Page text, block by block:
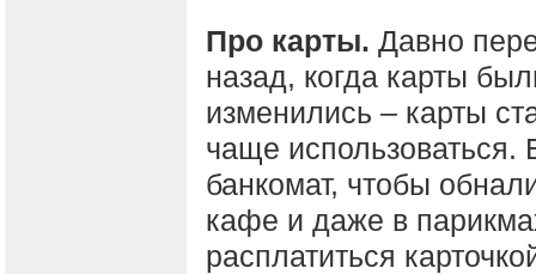
Про карты. Давно
назад, когда карты
изменились – карты
чаще
банкомат, чтобы
кафе и даже в
расплатиться